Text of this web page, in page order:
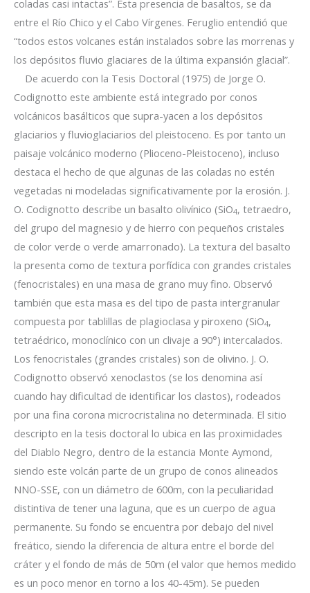
coladas casi intactas”. Esta presencia de basaltos, se da
entre el Río Chico y el Cabo Vírgenes. Feruglio entendió que
“todos estos volcanes están instalados sobre las morrenas y
los depósitos fluvio glaciares de la última expansión glacial”.
De acuerdo con la Tesis Doctoral (1975) de Jorge O.
Codignotto este ambiente está integrado por conos
volcánicos basálticos que supra-yacen a los depósitos
glaciarios y fluvioglaciarios del pleistoceno. Es por tanto un
paisaje volcánico moderno (Plioceno-Pleistoceno), incluso
destaca el hecho de que algunas de las coladas no estén
vegetadas ni modeladas significativamente por la erosión. J.
O. Codignotto describe un basalto olivínico (SiO4, tetraedro,
del grupo del magnesio y de hierro con pequeños cristales
de color verde o verde amarronado). La textura del basalto
la presenta como de textura porfídica con grandes cristales
(fenocristales) en una masa de grano muy fino. Observó
también que esta masa es del tipo de pasta intergranular
compuesta por tablillas de plagioclasa y piroxeno (SiO4,
tetraédrico, monoclínico con un clivaje a 90°) intercalados.
Los fenocristales (grandes cristales) son de olivino. J. O.
Codignotto observó xenoclastos (se los denomina así
cuando hay dificultad de identificar los clastos), rodeados
por una fina corona microcristalina no determinada. El sitio
descripto en la tesis doctoral lo ubica en las proximidades
del Diablo Negro, dentro de la estancia Monte Aymond,
siendo este volcán parte de un grupo de conos alineados
NNO-SSE, con un diámetro de 600m, con la peculiaridad
distintiva de tener una laguna, que es un cuerpo de agua
permanente. Su fondo se encuentra por debajo del nivel
freático, siendo la diferencia de altura entre el borde del
cráter y el fondo de más de 50m (el valor que hemos medido
es un poco menor en torno a los 40-45m). Se pueden